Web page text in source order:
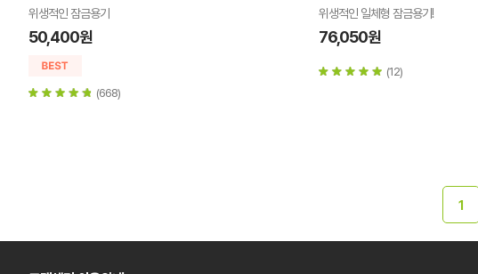
위생적인 잠금용기
50,400원
(668)
위생적인 일체형 잠금용기!
76,050원
(12)
1